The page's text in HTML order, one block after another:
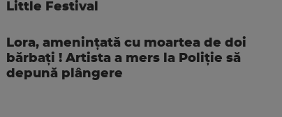
Little Festival
Lora, amenințată cu moartea de doi
bărbați ! Artista a mers la Poliție să
depună plângere